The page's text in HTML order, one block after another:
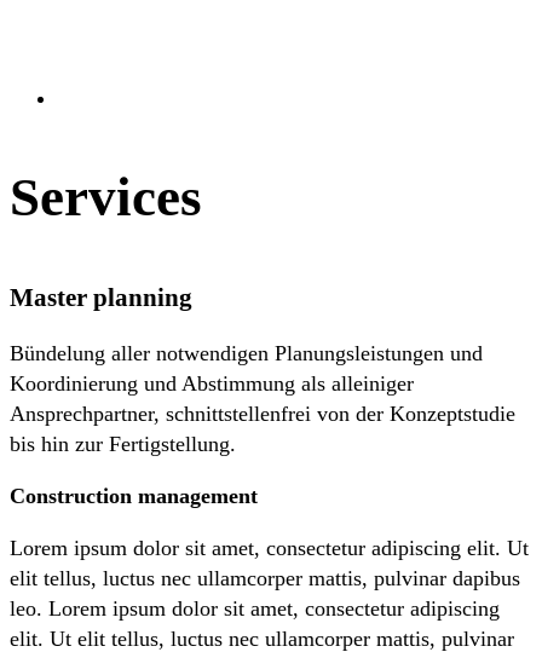
Services
Master planning
Bündelung aller notwendigen Planungsleistungen und
Koordinierung und Abstimmung als alleiniger
Ansprechpartner, schnittstellenfrei von der Konzeptstudie
bis hin zur Fertigstellung.
Construction management
Lorem ipsum dolor sit amet, consectetur adipiscing elit. Ut
elit tellus, luctus nec ullamcorper mattis, pulvinar dapibus
leo. Lorem ipsum dolor sit amet, consectetur adipiscing
elit. Ut elit tellus, luctus nec ullamcorper mattis, pulvinar